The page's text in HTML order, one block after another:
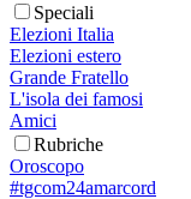
Speciali
Elezioni Italia
Elezioni estero
Grande Fratello
L'isola dei famosi
Amici
Rubriche
Oroscopo
#tgcom24amarcord